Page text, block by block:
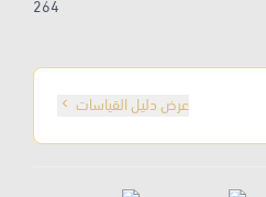
264
عرض دليل القياسات